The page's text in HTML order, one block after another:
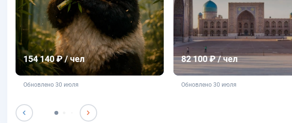
154 140 ₽ / чел
не является публичной офертой
Обновлено 30 июля
82 100 ₽ / чел
не является публичной офертой
Обновлено 30 июля